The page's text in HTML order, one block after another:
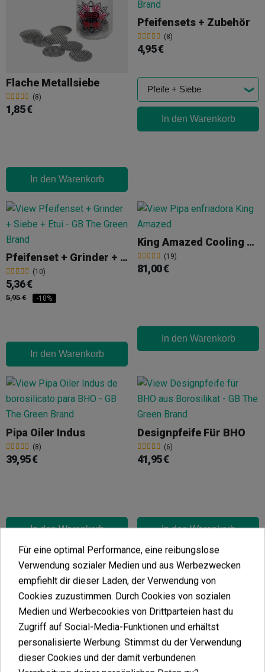
Flache Metallsiebe
(8)
1,85 €
In den Warenkorb
Pfeifensets + Zubehör
(8)
4,95 €
In den Warenkorb
Pfeifenset + Grinder + Flache Siebe
(10)
5,36 €
5,95 € -10%
In den Warenkorb
King Amazed Cooling Pipe
(19)
81,00 €
In den Warenkorb
Pipa Oiler Indus
(8)
39,95 €
In den Warenkorb
Designpfeife Für BHO
(6)
41,95 €
In den Warenkorb
Magnetisches Rohr
5,75 €
6,05 € -5%
3-Teilige Pfeife
(5)
19,00 €
Für eine optimal Performance, eine reibungslose
Verwendung sozialer Medien und aus Werbezwecken
empfiehlt dir dieser Laden, der Verwendung von
Cookies zuzustimmen. Durch Cookies von sozialen
Medien und Werbecookies von Drittparteien hast du
Zugriff auf Social-Media-Funktionen und erhältst
personalisierte Werbung. Stimmst du der Verwendung
dieser Cookies und der damit verbundenen